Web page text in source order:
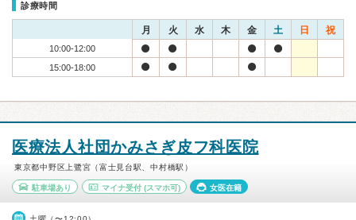
診療時間
月 火 水 木 金 土 日 祝
10:00-12:00
15:00-18:00
医療法人社団かみさぎ皮フ科医院
東京都中野区上鷺宮（富士見台駅、中村橋駅）
駐車場あり マイナ受付(スマホ可) 女医在籍